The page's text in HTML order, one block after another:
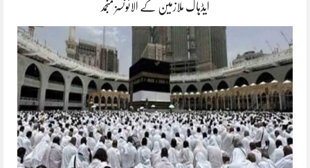
ایڈہاک ملازمین کے الائونسز منجمد